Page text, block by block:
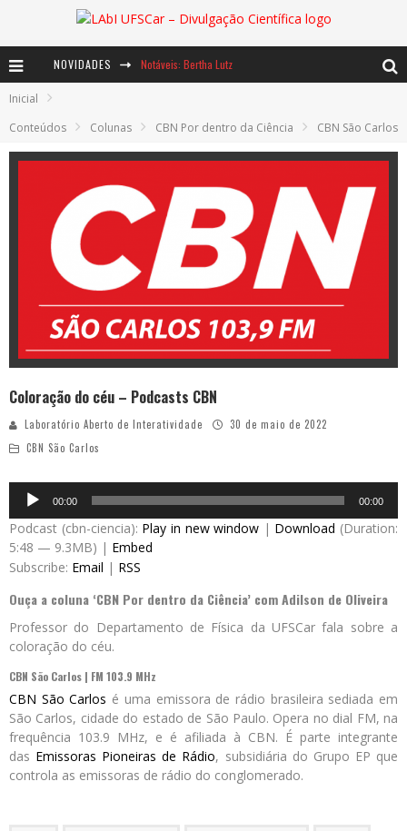
NOVIDADES Notáveis: Bertha Lutz
Ents: a voz das florestas
Inicial
Conteúdos
Colunas CBN Por dentro da Ciência CBN São Carlos
Coloração do céu – Podcasts CBN
Laboratório Aberto de Interatividade
30 de maio de 2022
CBN São Carlos
Audio
Player
00:00 00:00
Podcast (cbn-ciencia): Play in new window | Download (Duration:
5:48 — 9.3MB) | Embed
Subscribe: Email | RSS
Ouça a coluna ‘CBN Por dentro da Ciência’ com Adilson de Oliveira
Professor do Departamento de Física da UFSCar fala sobre a
coloração do céu.
CBN São Carlos | FM 103.9 MHz
CBN São Carlos é uma emissora de rádio brasileira sediada em
São Carlos, cidade do estado de São Paulo. Opera no dial FM, na
frequência 103.9 MHz, e é afiliada à CBN. É parte integrante
das Emissoras Pioneiras de Rádio, subsidiária do Grupo EP que
controla as emissoras de rádio do conglomerado.